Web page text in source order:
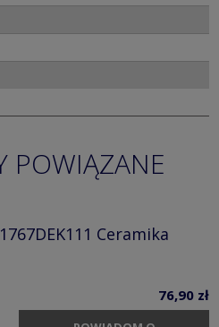
POWIĄZANE
Ceramika
76,90 zł